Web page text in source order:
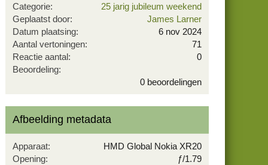
Categorie
25 jarig jubileum weekend
Geplaatst door
James Larner
Datum plaatsing
6 nov 2024
Aantal vertoningen
71
Reactie aantal
0
Beoordeling
,
e
r
(
0 beoordelingen
Afbeelding metadata
Apparaat
HMD Global Nokia XR20
Opening
ƒ/1.79